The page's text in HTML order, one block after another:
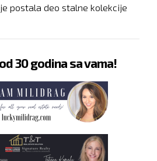
postala deo stalne kolekcije
30 godina sa vama!